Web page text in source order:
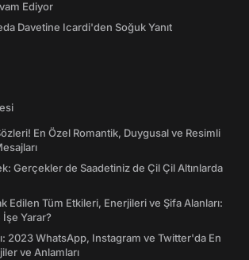
Ediyor
Davetine Icardi'den Soğuk Yanıt
En Özel Romantik, Duygusal ve Resimli
Gerçekler de Saadetiniz de Çil Çil Altınlarda
Edilen Tüm Etkileri, Enerjileri ve Şifa Alanları:
İşe Yarar?
2023 WhatsApp, Instagram ve Twitter'da En
ve Anlamları